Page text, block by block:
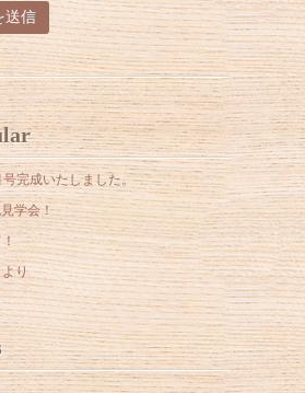
完成いたしました。
学会！
り